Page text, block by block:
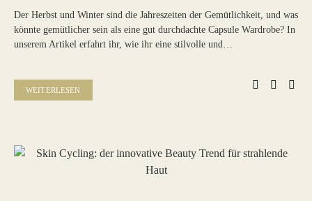
Der Herbst und Winter sind die Jahreszeiten der Gemütlichkeit, und was
könnte gemütlicher sein als eine gut durchdachte Capsule Wardrobe? In
unserem Artikel erfahrt ihr, wie ihr eine stilvolle und…
WEITERLESEN